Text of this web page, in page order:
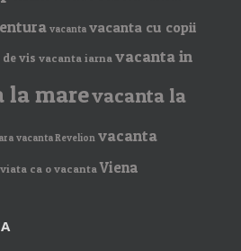
vacanta vacanta cu copii
vis vacanta iarna vacanta in
la marevacanta la
vacanta Revelion vacanta
viata ca o vacanta Viena